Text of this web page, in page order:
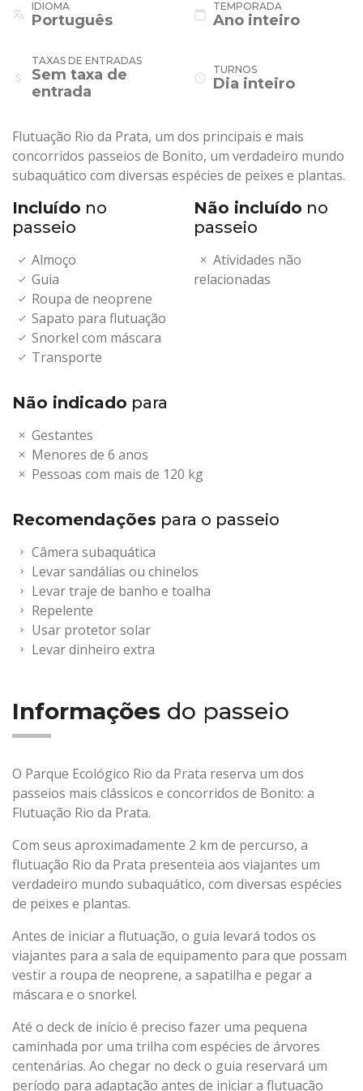
translate
IDIOMA
Português calendar_today
TEMPORADA
Ano inteiro
attach_money
TAXAS DE ENTRADAS
Sem taxa de
entrada
schedule
TURNOS
Dia inteiro
Flutuação Rio da Prata, um dos principais e mais
concorridos passeios de Bonito, um verdadeiro mundo
subaquático com diversas espécies de peixes e plantas.
Incluído no
passeio
Almoço
Guia
Roupa de neoprene
Sapato para flutuação
Snorkel com máscara
Transporte
Não incluído no
passeio
Atividades não
relacionadas
Não indicado para
Gestantes
Menores de 6 anos
Pessoas com mais de 120 kg
Recomendações para o passeio
Câmera subaquática
Levar sandálias ou chinelos
Levar traje de banho e toalha
Repelente
Usar protetor solar
Levar dinheiro extra
Informações do passeio
O Parque Ecológico Rio da Prata reserva um dos
passeios mais clássicos e concorridos de Bonito: a
Flutuação Rio da Prata.
Com seus aproximadamente 2 km de percurso, a
flutuação Rio da Prata presenteia aos viajantes um
verdadeiro mundo subaquático, com diversas espécies
de peixes e plantas.
Antes de iniciar a flutuação, o guia levará todos os
viajantes para a sala de equipamento para que possam
vestir a roupa de neoprene, a sapatilha e pegar a
máscara e o snorkel.
Até o deck de início é preciso fazer uma pequena
caminhada por uma trilha com espécies de árvores
centenárias. Ao chegar no deck o guia reservará um
período para adaptação antes de iniciar a flutuação